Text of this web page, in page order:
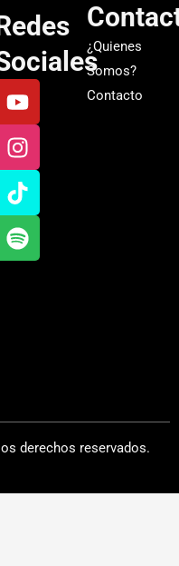
Y
o
u
t
u
b
e
I
n
s
t
a
g
r
a
T
i
k
t
o
k
S
p
o
t
i
f
y
¿Quienes
Somos?
Contacto
derechos reservados.